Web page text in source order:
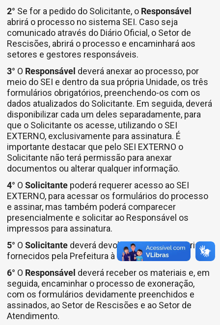
2° Se for a pedido do Solicitante, o Responsável
abrirá o processo no sistema SEI. Caso seja
comunicado através do Diário Oficial, o Setor de
Rescisões, abrirá o processo e encaminhará aos
setores e gestores responsáveis.
3° O Responsável deverá anexar ao processo, por
meio do SEI e dentro da sua própria Unidade, os três
formulários obrigatórios, preenchendo-os com os
dados atualizados do Solicitante. Em seguida, deverá
disponibilizar cada um deles separadamente, para
que o Solicitante os acesse, utilizando o SEI
EXTERNO, exclusivamente para assinatura. É
importante destacar que pelo SEI EXTERNO o
Solicitante não terá permissão para anexar
documentos ou alterar qualquer informação.
4° O Solicitantepoderá requerer acesso ao SEI
EXTERNO, para acessar os formulários do processo
e assinar, mas também poderá comparecer
presencialmente e solicitar ao Responsável os
impressos para assinatura.
5° O Solicitantedeverá devolver todos os materiais
fornecidos pela Prefeitura à sua chefia.
6° O Responsável deverá receber os materiais e, em
seguida, encaminhar o processo de exoneração,
com os formulários devidamente preenchidos e
assinados, ao Setor de Rescisões e ao Setor de
Atendimento.